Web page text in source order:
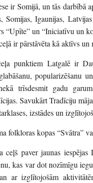
ir Somijā, un tās darbībā
Somijas, Igaunijas,
“Upīte” un “Iniciatīvu un
ir pārstāvēta kā aktīvs
punktiem Latgalē ir
popularizēšanu
trīsdesmit gadu
Savukārt Tradīciju
izstādes un
folkloras kopas “Svātra”
ceļš paver jaunas
kas var dot nozīmīgu
ar izglītojošām